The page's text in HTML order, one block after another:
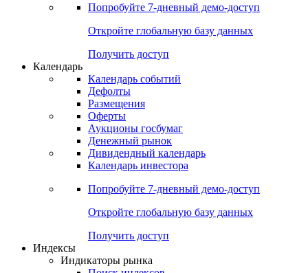
Попробуйте 7-дневный демо-доступ
Откройте глобальную базу данных
Получить доступ
Календарь
Календарь событий
Дефолты
Размещения
Оферты
Аукционы госбумаг
Денежный рынок
Дивидендный календарь
Календарь инвестора
Попробуйте 7-дневный демо-доступ
Откройте глобальную базу данных
Получить доступ
Индексы
Индикаторы рынка